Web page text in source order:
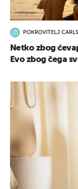
POKROVITELJ
Netko zbog
Evo zbog čega